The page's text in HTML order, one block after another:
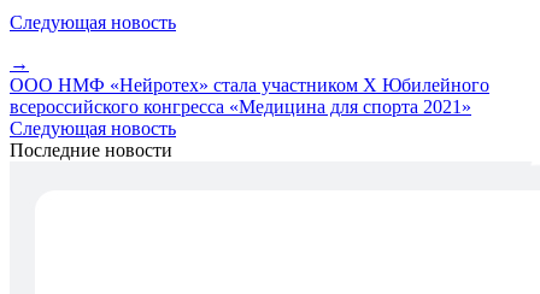
Следующая новость
→
ООО НМФ «Нейротех» стала участником X Юбилейного
всероссийского конгресса «Медицина для спорта 2021»
Следующая новость
Последние новости